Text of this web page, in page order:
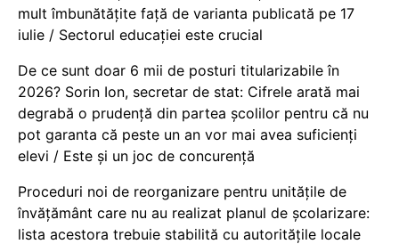
mult îmbunătățite față de varianta publicată pe 17
iulie / Sectorul educației este crucial
De ce sunt doar 6 mii de posturi titularizabile în
2026? Sorin Ion, secretar de stat: Cifrele arată mai
degrabă o prudență din partea școlilor pentru că nu
pot garanta că peste un an vor mai avea suficienți
elevi / Este și un joc de concurență
Proceduri noi de reorganizare pentru unitățile de
învățământ care nu au realizat planul de școlarizare:
lista acestora trebuie stabilită cu autoritățile locale